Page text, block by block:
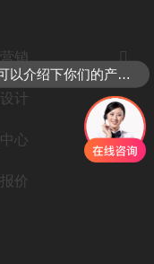
销 
计
心
价
可以介绍下你们的产品么